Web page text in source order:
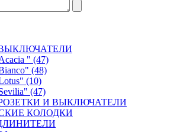
" (47)
(48)
(10)
(47)
РОЗЕТКИ И ВЫКЛЮЧАТЕЛИ
КОЛОДКИ